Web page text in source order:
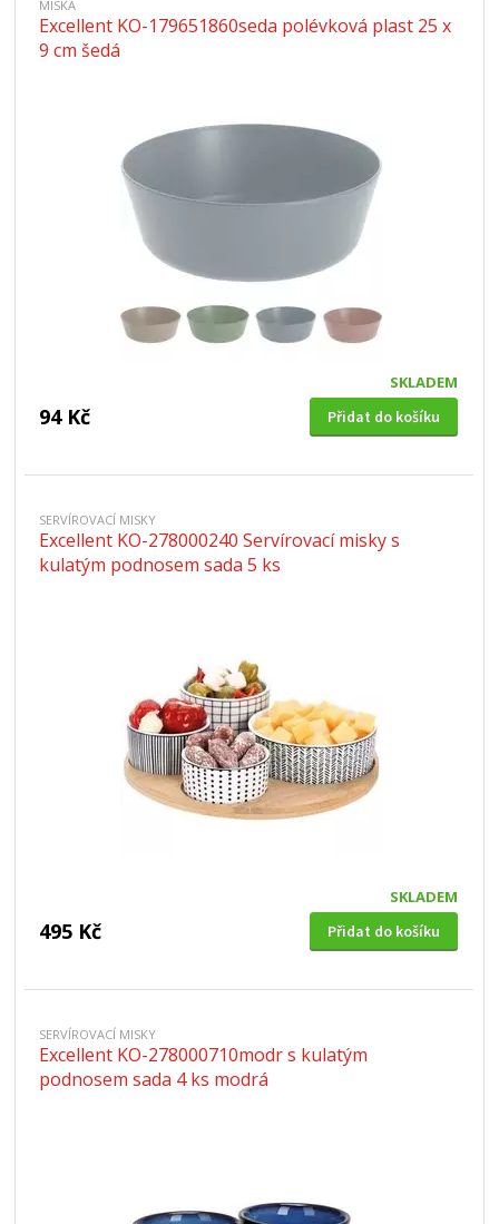
MISKA
Excellent KO-179651860seda polévková plast 25 x
9 cm šedá
SKLADEM
94 Kč Přidat do košíku
SERVÍROVACÍ MISKY
Excellent KO-278000240 Servírovací misky s
kulatým podnosem sada 5 ks
SKLADEM
495 Kč Přidat do košíku
SERVÍROVACÍ MISKY
Excellent KO-278000710modr s kulatým
podnosem sada 4 ks modrá